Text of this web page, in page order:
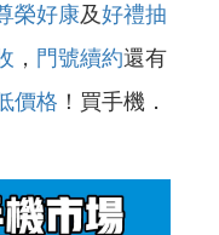
榮好康及好禮抽
， 門號續約還有
價格 ！買手機．